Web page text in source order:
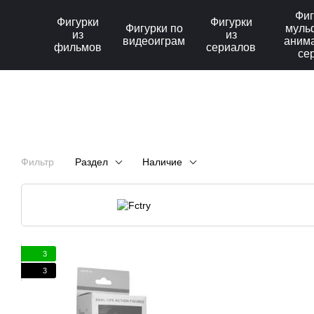
Фигурки
из
фильмов
Фигурки по
видеоиграм
Фигурки
из
сериалов
Фильтр Раздел Наличие
3
3